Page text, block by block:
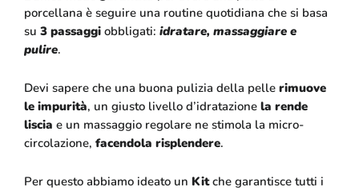
porcellana è seguire una routine quotidiana che si basa
su 3 passaggi obbligati: idratare, massaggiare e
pulire.
Devi sapere che una buona pulizia della pelle rimuove
le impurità, un giusto livello d’idratazione la rende
liscia e un massaggio regolare ne stimola la micro-
circolazione, facendola risplendere.
Per questo abbiamo ideato un Kitche garantisce tutti i